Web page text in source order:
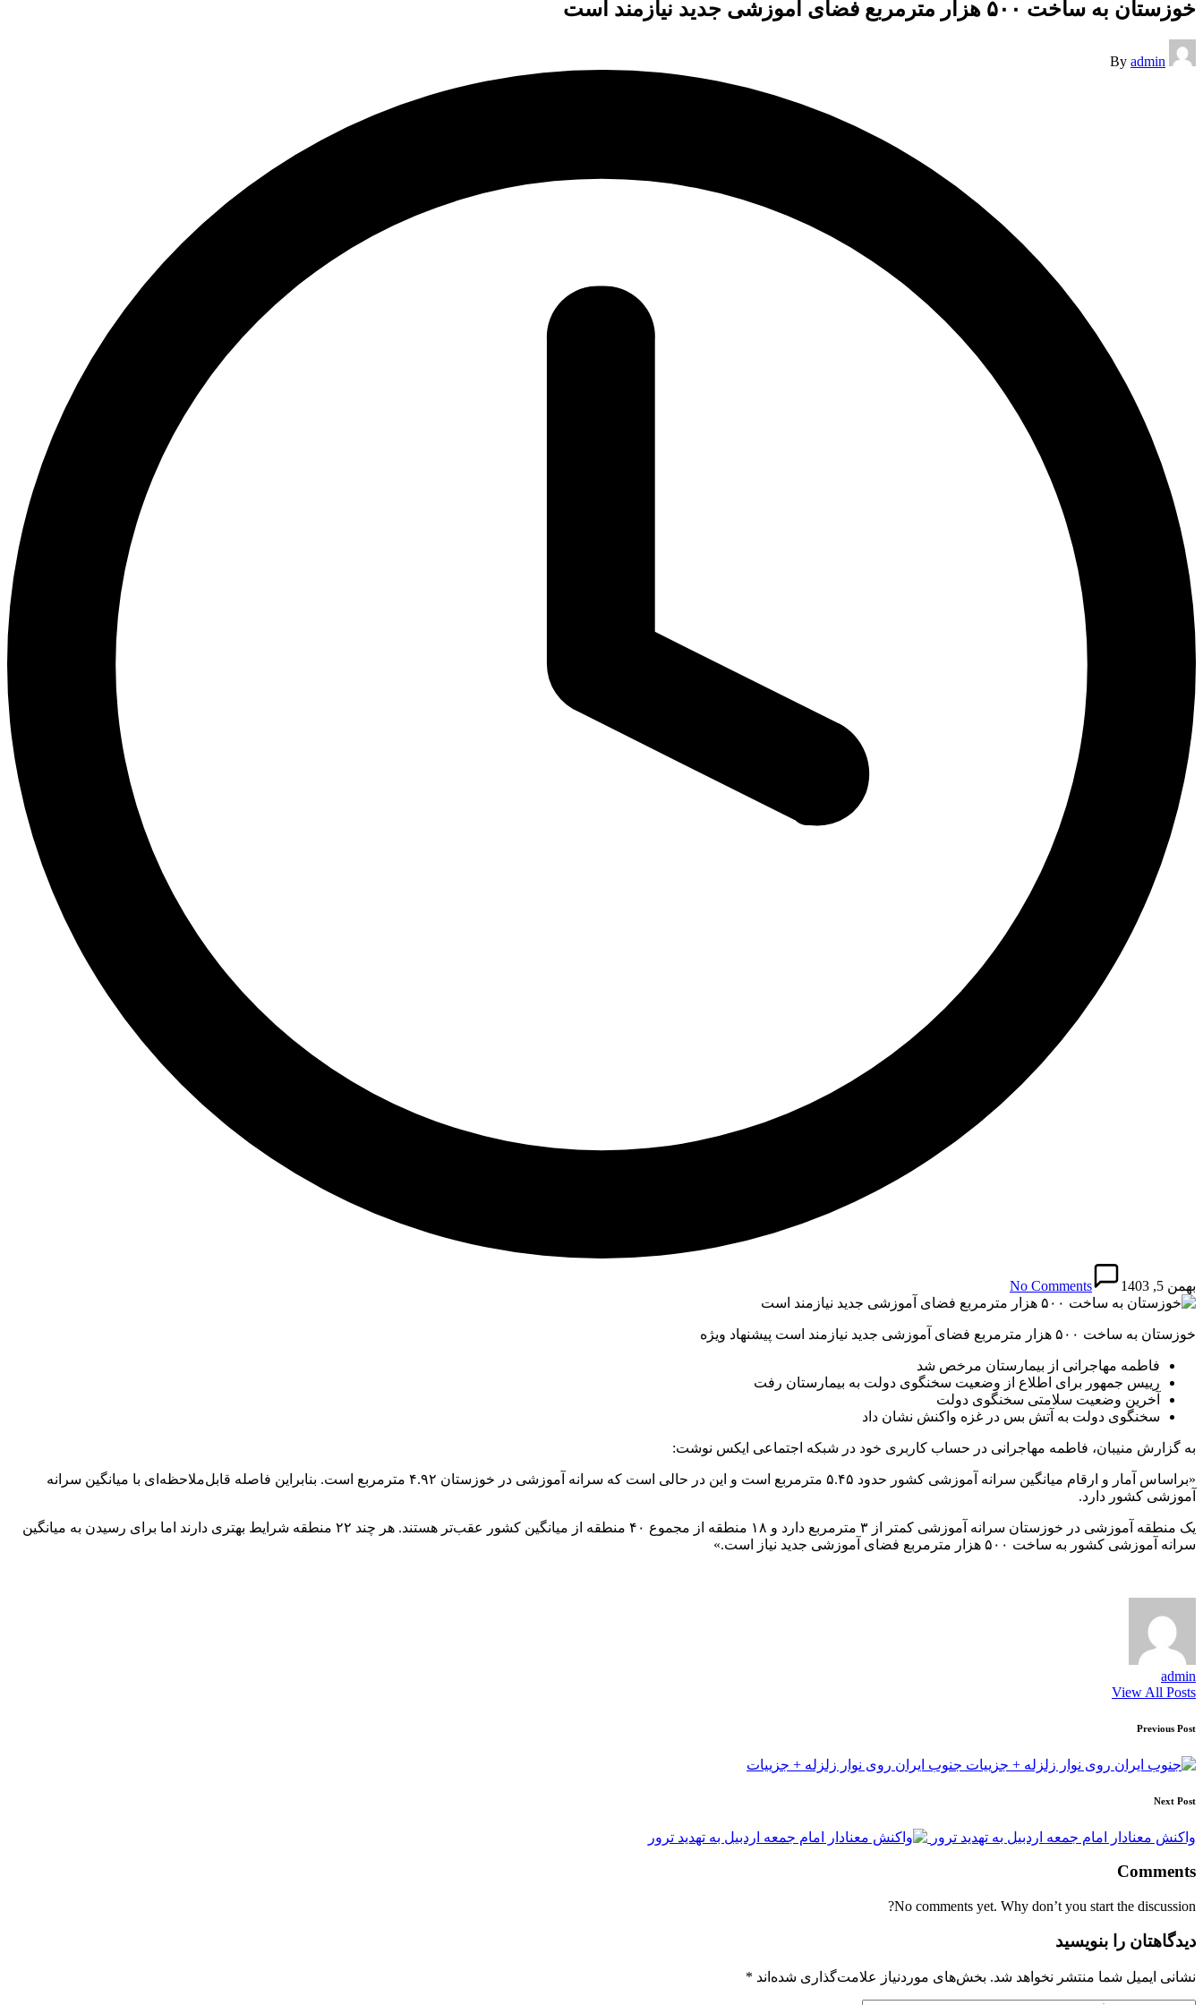
خوزستان به ساخت ۵۰۰ هزار مترمربع فضای آموزشی جدید نیازمند است
Posted
by
By admin
بهمن 5, 1403 No Comments
خوزستان به ساخت ۵۰۰ هزار مترمربع فضای آموزشی جدید نیازمند است پیشنهاد ویژه
فاطمه مهاجرانی از بیمارستان مرخص شد
رییس جمهور برای اطلاع از وضعیت سخنگوی دولت به بیمارستان رفت
آخرین وضعیت سلامتی سخنگوی دولت
سخنگوی دولت به آتش بس در غزه واکنش نشان داد
به گزارش منیبان، فاطمه مهاجرانی در حساب کاربری خود در شبکه اجتماعی ایکس نوشت:
«براساس آمار و ارقام میانگین سرانه آموزشی کشور حدود ۵.۴۵ مترمربع است و این در حالی است که سرانه آموزشی در خوزستان ۴.۹۲ مترمربع است. بنابراین فاصله قابل‌ملاحظه‌ای با میانگین سرانه
آموزشی کشور دارد.
یک منطقه آموزشی در خوزستان سرانه آموزشی کمتر از ۳ مترمربع دارد و ۱۸ منطقه از مجموع ۴۰ منطقه از میانگین کشور عقب‌تر هستند. هر چند ۲۲ منطقه شرایط بهتری دارند اما برای رسیدن به میانگین
سرانه آموزشی کشور به ساخت ۵۰۰ هزار مترمربع فضای آموزشی جدید نیاز است.»
admin
View All Posts
Post
navigation
Previous Post
جنوب ایران روی نوار زلزله + جزییات
Next Post
واکنش معنادار امام جمعه اردبیل به تهدید ترور
Comments
No comments yet. Why don’t you start the discussion?
دیدگاهتان را بنویسید
نشانی ایمیل شما منتشر نخواهد شد. بخش‌های موردنیاز علامت‌گذاری شده‌اند *